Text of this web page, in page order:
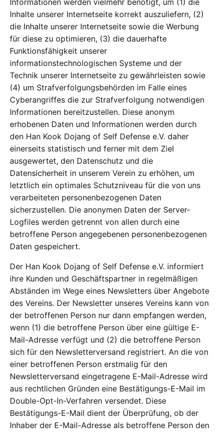
Informationen werden vielmehr benötigt, um (1) die
Inhalte unserer Internetseite korrekt auszuliefern, (2)
die Inhalte unserer Internetseite sowie die Werbung
für diese zu optimieren, (3) die dauerhafte
Funktionsfähigkeit unserer
informationstechnologischen Systeme und der
Technik unserer Internetseite zu gewährleisten sowie
(4) um Strafverfolgungsbehörden im Falle eines
Cyberangriffes die zur Strafverfolgung notwendigen
Informationen bereitzustellen. Diese anonym
erhobenen Daten und Informationen werden durch
den Han Kook Dojang of Self Defense e.V. daher
einerseits statistisch und ferner mit dem Ziel
ausgewertet, den Datenschutz und die
Datensicherheit in unserem Verein zu erhöhen, um
letztlich ein optimales Schutzniveau für die von uns
verarbeiteten personenbezogenen Daten
sicherzustellen. Die anonymen Daten der Server-
Logfiles werden getrennt von allen durch eine
betroffene Person angegebenen personenbezogenen
Daten gespeichert.
Der Han Kook Dojang of Self Defense e.V. informiert
ihre Kunden und Geschäftspartner in regelmäßigen
Abständen im Wege eines Newsletters über Angebote
des Vereins. Der Newsletter unseres Vereins kann von
der betroffenen Person nur dann empfangen werden,
wenn (1) die betroffene Person über eine gültige E-
Mail-Adresse verfügt und (2) die betroffene Person
sich für den Newsletterversand registriert. An die von
einer betroffenen Person erstmalig für den
Newsletterversand eingetragene E-Mail-Adresse wird
aus rechtlichen Gründen eine Bestätigungs-E-Mail im
Double-Opt-In-Verfahren versendet. Diese
Bestätigungs-E-Mail dient der Überprüfung, ob der
Inhaber der E-Mail-Adresse als betroffene Person den